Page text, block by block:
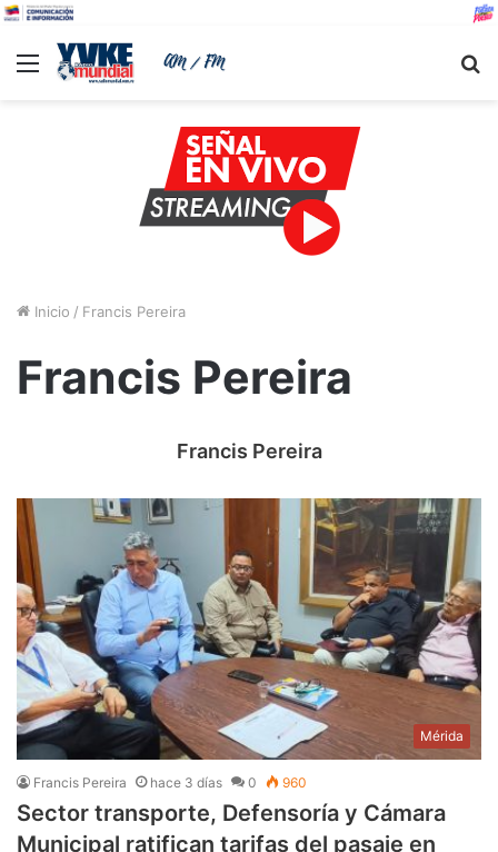
Menu
Inicio / Francis Pereira
Francis Pereira
Francis Pereira
Mérida
Francis Pereira hace 3 días 0 960
Sector transporte, Defensoría y Cámara
Municipal ratifican tarifas del pasaje en